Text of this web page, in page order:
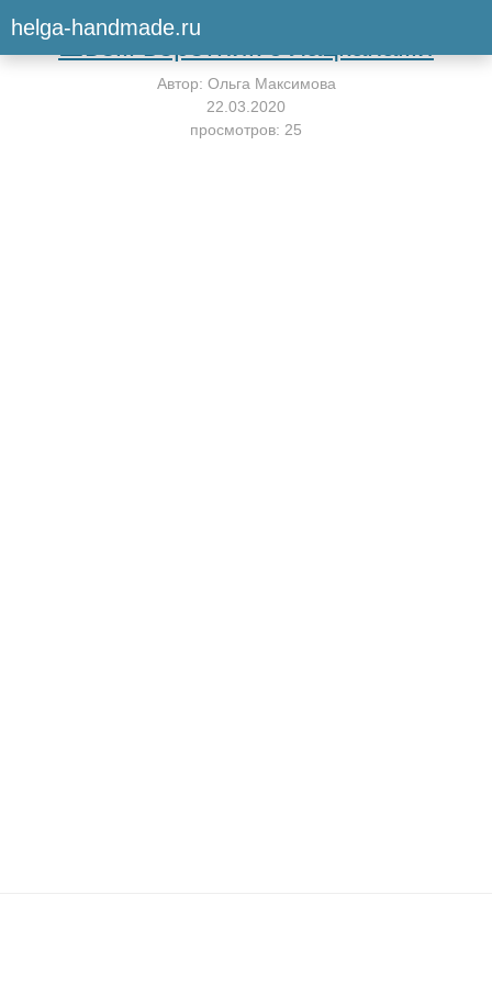
helga-handmade.ruВернуться к мастер-классу
Шьём воротник с лацканами
Автор: Ольга Максимова
22.03.2020
просмотров: 25